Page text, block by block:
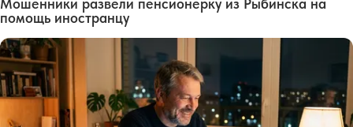
Мошенники развели пенсионерку из Рыбинска на
помощь иностранцу